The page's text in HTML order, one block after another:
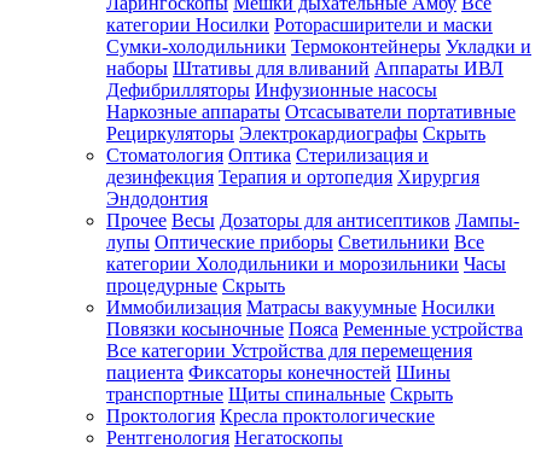
категории Носилки Роторасширители и маски
Сумки-холодильники Термоконтейнеры Укладки и
наборы Штативы для вливаний Аппараты ИВЛ
Дефибрилляторы Инфузионные насосы
Наркозные аппараты Отсасыватели портативные
Рециркуляторы Электрокардиографы Скрыть
Стоматология Оптика Стерилизация и
дезинфекция Терапия и ортопедия Хирургия
Эндодонтия
Прочее Весы Дозаторы для антисептиков Лампы-
лупы Оптические приборы Светильники Все
категории Холодильники и морозильники Часы
процедурные Скрыть
Иммобилизация Матрасы вакуумные Носилки
Повязки косыночные Пояса Ременные устройства
Все категории Устройства для перемещения
пациента Фиксаторы конечностей Шины
транспортные Щиты спинальные Скрыть
Проктология Кресла проктологические
Рентгенология Негатоскопы